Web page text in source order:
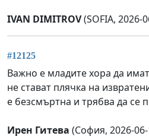
IVAN DIMITROV(SOFIA, 2026-
#12125
Важно е младите хора да
не стават плячка на
е безсмъртна и трябва да се
Ирен Гитева (София, 2026-